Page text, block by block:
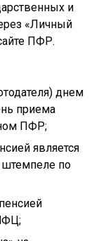
и
«Личный
ПФР.
днем
приема
ПФР;
является
штемпеле по